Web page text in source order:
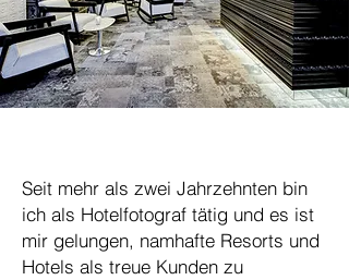
Seit mehr als zwei Jahrzehnten bin
ich als Hotelfotograf tätig und es ist
mir gelungen, namhafte Resorts und
Hotels als treue Kunden zu